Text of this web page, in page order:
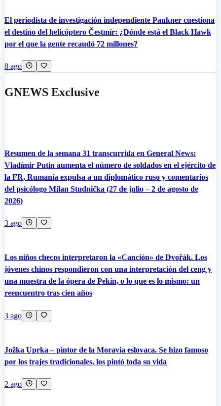
El periodista de investigación independiente Paukner cuestiona
el destino del helicóptero Čestmír: ¿Dónde está el Black Hawk
por el que la gente recaudó 72 millones?
8 ago
GNEWS Exclusive
Resumen de la semana 31 transcurrida en General News:
Vladímir Putin aumenta el número de soldados en el ejército de
la FR, Rumanía expulsa a un diplomático ruso y comentarios
del psicólogo Milan Studnička (27 de julio – 2 de agosto de
2026)
3 ago
Los niños checos interpretaron la «Canción» de Dvořák. Los
jóvenes chinos respondieron con una interpretación del ceng y
una muestra de la ópera de Pekín, o lo que es lo mismo: un
reencuentro tras cien años
3 ago
Jožka Uprka – pintor de la Moravia eslovaca. Se hizo famoso
por los trajes tradicionales, los pintó toda su vida
2 ago